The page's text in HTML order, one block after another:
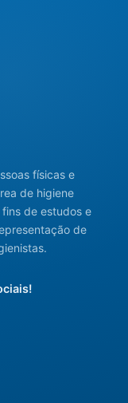
físicas e
de higiene
de estudos e
de